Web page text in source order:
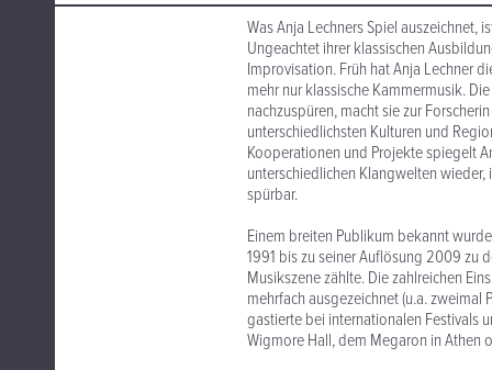
Was Anja Lechners Spiel
Ungeachtet ihrer klassischen
Improvisation. Früh hat Anja Lechner
mehr nur klassische Kammermusik.
nachzuspüren, macht sie zur
unterschiedlichsten Kulturen und
Kooperationen und Projekte spiegelt
unterschiedlichen Klangwelten
spürbar.
Einem breiten Publikum bekannt
1991 bis zu seiner Auflösung 2009 zu
Musikszene zählte. Die zahlreichen
mehrfach ausgezeichnet (u.a.
gastierte bei internationalen Festivals
Wigmore Hall, dem Megaron in Athen